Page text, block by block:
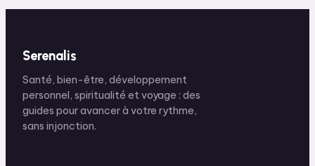
Serenalis
Santé, bien-être, développement
personnel, spiritualité et voyage : des
guides pour avancer à votre rythme,
sans injonction.